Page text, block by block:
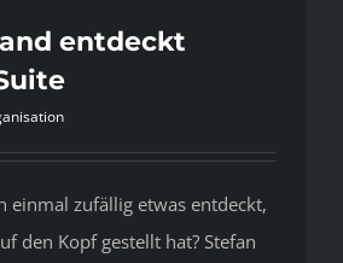
entdeckt
einmal zufällig etwas entdeckt,
den Kopf gestellt hat? Stefan